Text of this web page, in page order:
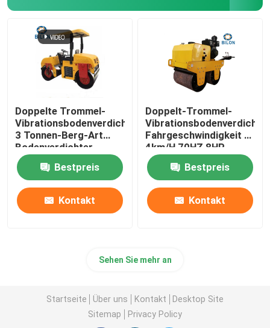
Doppelte Trommel-
Vibrationsbodenverdichter
3 Tonnen-Berg-Art
Bodenverdichter
Bestpreis
Kontakt
Doppelt-Trommel-
Fahrgeschwindigkeit 0-
4km/H 70HZ 8HP
Bestpreis
Kontakt
Sehen Sie mehr an
Startseite Über uns Kontakt
Desktop Site
Sitemap
Privacy Policy